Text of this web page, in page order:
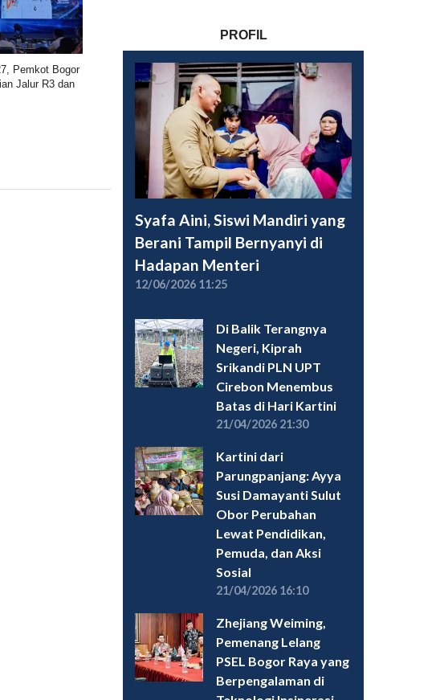
Pemkot Bogor
Jalur R3 dan
PROFIL
Syafa Aini, Siswi Mandiri yang
Berani Tampil Bernyanyi di
Hadapan Menteri
12/06/2026 11:25
Di Balik Terangnya
Negeri, Kiprah
Srikandi PLN UPT
Cirebon Menembus
Batas di Hari Kartini
21/04/2026 21:30
Kartini dari
Parungpanjang: Ayya
Susi Damayanti Sulut
Obor Perubahan
Lewat Pendidikan,
Pemuda, dan Aksi
Sosial
21/04/2026 16:10
Zhejiang Weiming,
Pemenang Lelang
PSEL Bogor Raya yang
Berpengalaman di